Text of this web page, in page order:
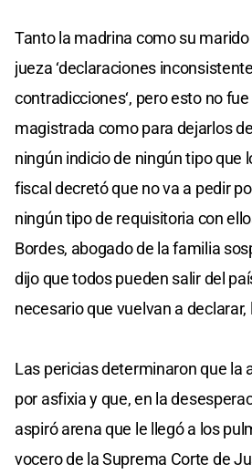
Tanto la madrina como su
jueza ‘declaraciones
contradicciones‘, pero esto no
magistrada como para dejarlos
ningún indicio de ningún tipo que
fiscal decretó que no va a pedir
ningún tipo de requisitoria con
Bordes, abogado de la familia
dijo que todos pueden salir del
necesario que vuelvan a declarar,
Las pericias determinaron que la
por asfixia y que, en la
aspiró arena que le llegó a los
vocero de la Suprema Corte de